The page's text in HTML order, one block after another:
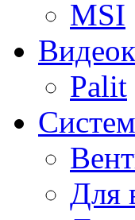
MSI
Palit
Для